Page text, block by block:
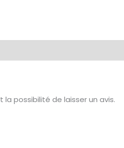
possibilité de laisser un avis.